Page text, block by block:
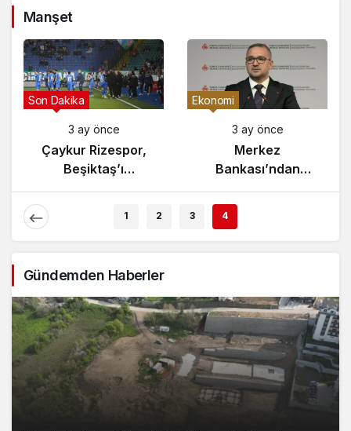
Manşet
Son Dakika
3 ay önce
Çaykur Rizespor,
Beşiktaş’ı
Ağırlıyor!
Ekonomi
3 ay önce
Merkez
Bankası’ndan
Enflasyon Raporu
Açıklaması
1 2 3 4
Gündemden Haberler